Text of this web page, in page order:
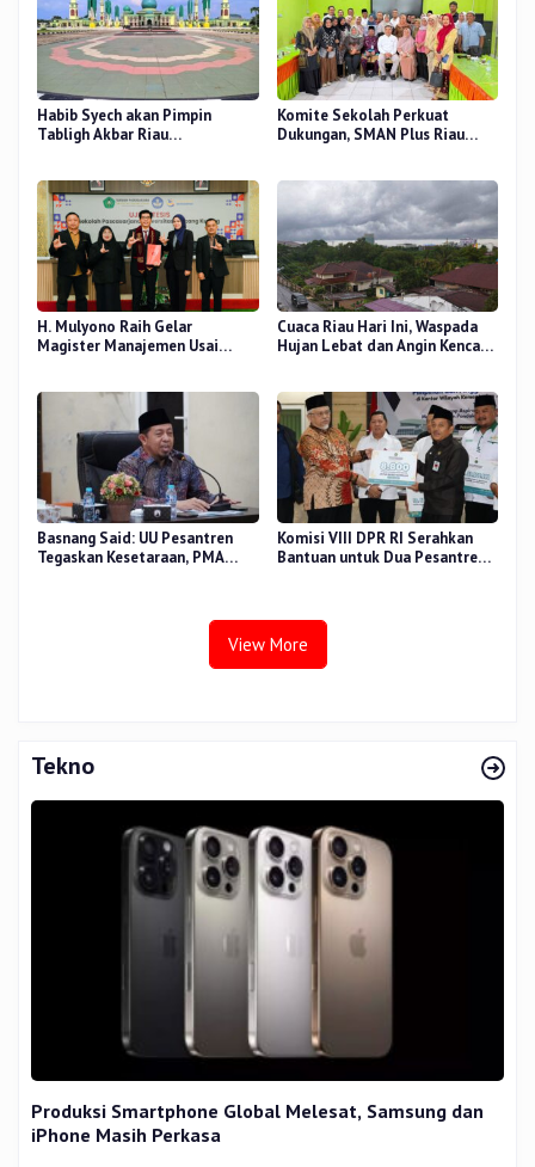
Habib Syech akan Pimpin
Tabligh Akbar Riau
Komite Sekolah Perkuat
Dukungan, SMAN Plus Riau
H. Mulyono Raih Gelar
Magister Manajemen Usai
Cuaca Riau Hari Ini, Waspada
Hujan Lebat dan Angin Kencang
Basnang Said: UU Pesantren
Tegaskan Kesetaraan, PMA
Komisi VIII DPR RI Serahkan
Bantuan untuk Dua Pesantren
View More
Tekno
Produksi Smartphone Global Melesat, Samsung dan
iPhone Masih Perkasa